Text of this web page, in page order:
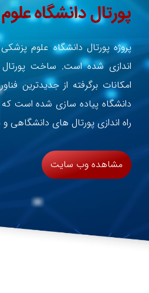
پورتال دانشگاه
پروژه پورتال دانشگاه علوم پزشکی
اندازی شده است. ساخت
امکانات برگرفته از جدیدترین
دانشگاه پیاده سازی شده است
راه اندازی پورتال های دانشگاهی و
مشاهده وب سایت